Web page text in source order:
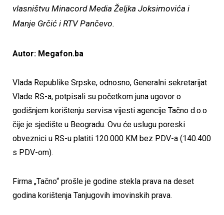
vlasništvu Minacord Media Željka Joksimovića i
Manje Grčić i RTV Pančevo.
Autor: Megafon.ba
Vlada Republike Srpske, odnosno, Generalni sekretarijat
Vlade RS-a, potpisali su početkom juna ugovor o
godišnjem korištenju servisa vijesti agencije Tačno d.o.o
čije je sjedište u Beogradu. Ovu će uslugu poreski
obveznici u RS-u platiti 120.000 KM bez PDV-a (140.400
s PDV-om).
Firma „Tačno“ prošle je godine stekla prava na deset
godina korištenja Tanjugovih imovinskih prava.